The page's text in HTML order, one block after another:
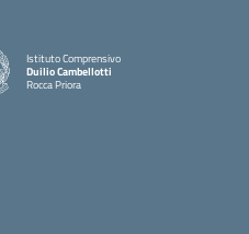
Istituto Comprensivo
Duilio Cambellotti
Rocca Priora